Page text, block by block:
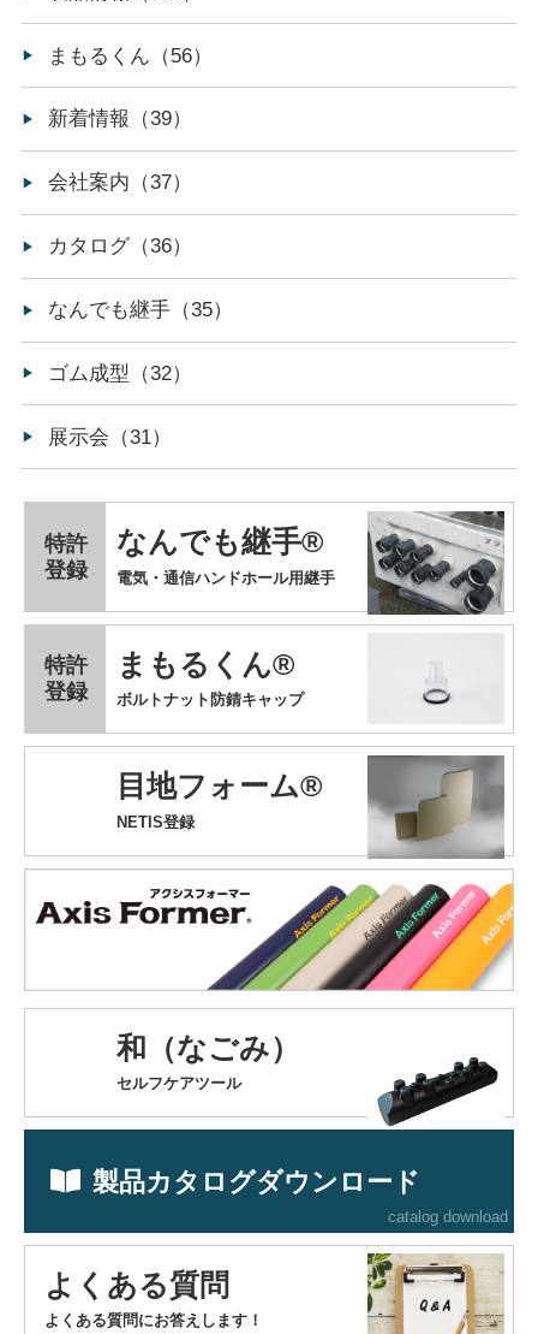
まもるくん（56）
新着情報（39）
会社案内（37）
カタログ（36）
なんでも継手（35）
ゴム成型（32）
展示会（31）
なんでも継手®
特許
登録
電気・通信ハンドホール用継手
まもるくん®
特許
登録
ボルトナット防錆キャップ
目地フォーム®
NETIS登録
和（なごみ）
セルフケアツール
製品カタログダウンロード
catalog download
よくある質問
よくある質問にお答えします！